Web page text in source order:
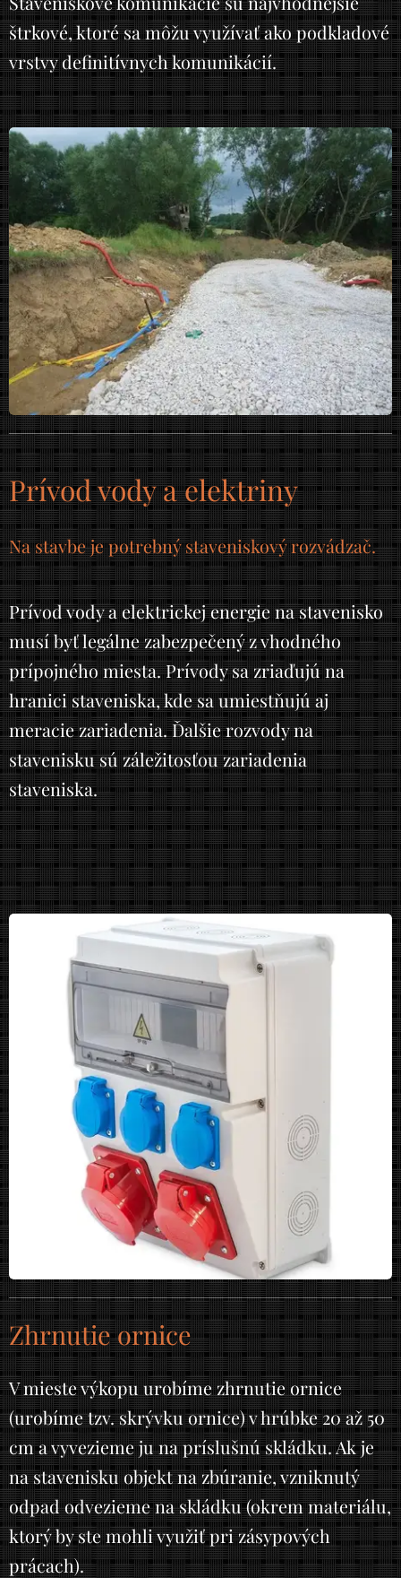
štrkové, ktoré sa môžu využívať ako podkladové
vrstvy definitívnych komunikácií.
Prívod vody a elektriny
Na stavbe je potrebný staveniskový rozvádzač.
Prívod vody a elektrickej energie na stavenisko
musí byť legálne zabezpečený z vhodného
prípojného miesta. Prívody sa zriaďujú na
hranici staveniska, kde sa umiestňujú aj
meracie zariadenia. Ďalšie rozvody na
stavenisku sú záležitosťou zariadenia
staveniska.
Zhrnutie ornice
V mieste výkopu urobíme zhrnutie ornice
(urobíme tzv. skrývku ornice) v hrúbke 20 až 50
cm a vyvezieme ju na príslušnú skládku. Ak je
na stavenisku objekt na zbúranie, vzniknutý
odpad odvezieme na skládku (okrem materiálu,
ktorý by ste mohli využiť pri zásypových
prácach).